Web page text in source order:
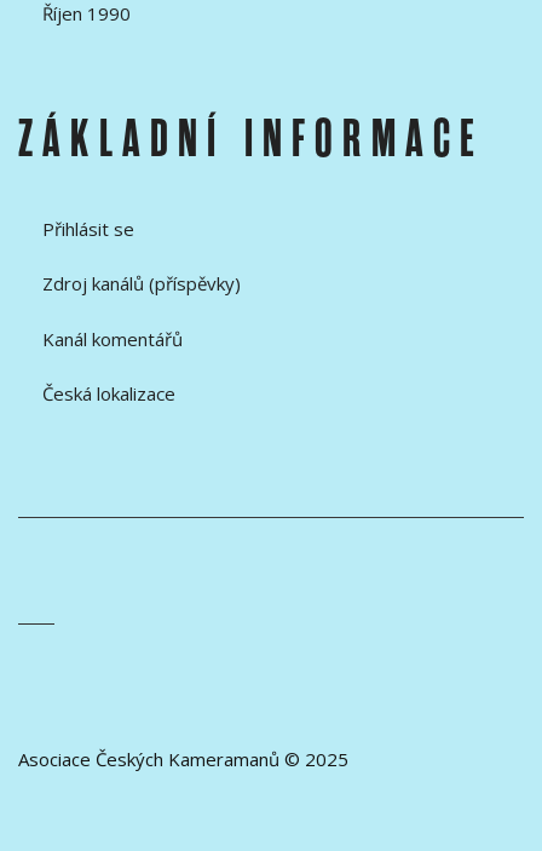
Říjen 1990
ZÁKLADNÍ INFORMACE
Přihlásit se
Zdroj kanálů (příspěvky)
Kanál komentářů
Česká lokalizace
Asociace Českých Kameramanů © 2025